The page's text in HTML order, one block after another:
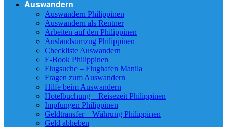
Auswandern
Auswandern Philippinen
Auswandern als Rentner
Arbeiten auf den Philippinen
Auslandsumzug Philippinen
Checkliste Auswandern
E-Book Philippinen
Flugsuche – Flughafen Manila
Fragen zum Auswandern
Hilfe beim Auswandern
Hotelbuchung – Reisezeit Philippinen
Impfungen Philippinen
Geldtransfer – Währung Philippinen
Geld abheben